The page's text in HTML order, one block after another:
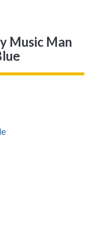
Music Man